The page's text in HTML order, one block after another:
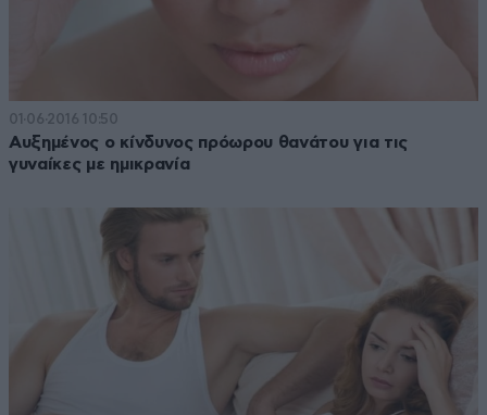
01·06·2016 10:50
Αυξημένος ο κίνδυνος πρόωρου θανάτου για τις
γυναίκες με ημικρανία